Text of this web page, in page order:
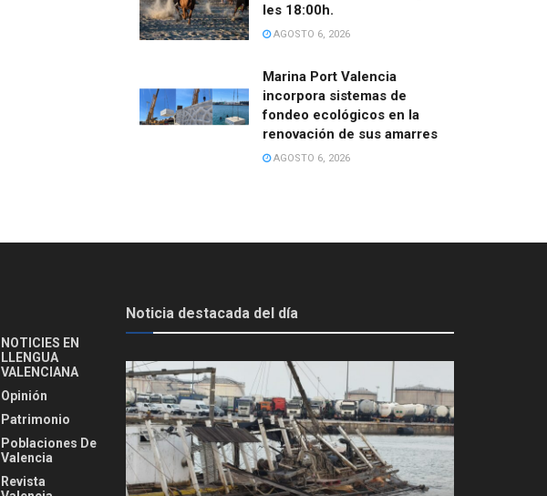
les 18:00h.
AGOSTO 6, 2026
Marina Port Valencia
incorpora sistemas de
fondeo ecológicos en la
renovación de sus amarres
AGOSTO 6, 2026
NOTICIES EN
LLENGUA
VALENCIANA
Opinión
Patrimonio
Poblaciones De
Valencia
Revista
Noticia destacada del día